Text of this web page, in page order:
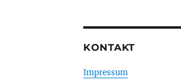
KONTAKT
Impressum